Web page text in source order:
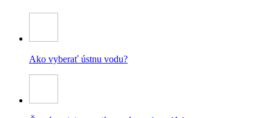
Ako vyberať ústnu vodu?